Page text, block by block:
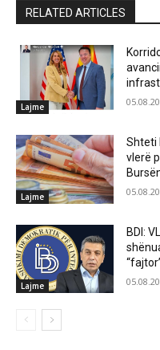
RELATED ARTICLES
Lajme
Lajme
Shteti
vlerë
Lajme
BDI: